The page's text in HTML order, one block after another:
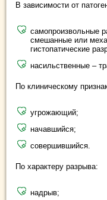
В зависимости от
самопроизвольные
смешанные или
гистопатические
насильственные ‒
По клиническому
угрожающий;
начавшийся;
совершившийся.
По характеру разрыва:
надрыв;